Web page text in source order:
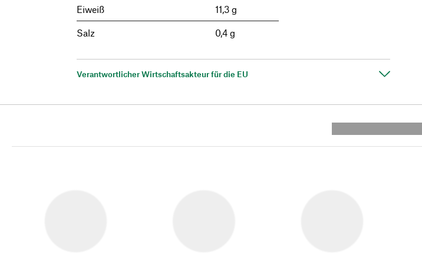
Eiweiß 11,3 g
Salz 0,4 g
Verantwortlicher Wirtschaftsakteur für die EU